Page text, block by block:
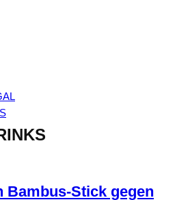
Bambus-Stick gegen